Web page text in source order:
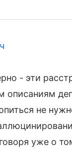
- эти
не
уже о